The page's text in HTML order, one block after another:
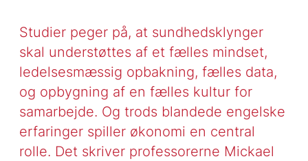
Studier peger på, at sundhedsklynger
skal understøttes af et fælles mindset,
ledelsesmæssig opbakning, fælles data,
og opbygning af en fælles kultur for
samarbejde. Og trods blandede engelske
erfaringer spiller økonomi en central
rolle. Det skriver professorerne Mickael